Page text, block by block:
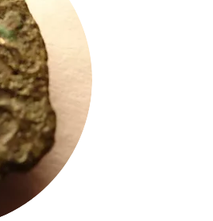
un pot caréné
les habitants
réalité pluriels.
les
avec les
du Rhin dès le
des monnaies
Meldes,